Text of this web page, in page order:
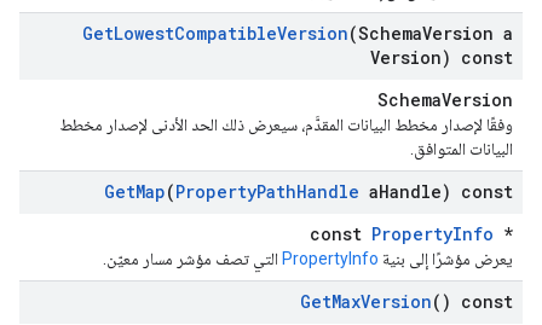
GetLowestCompatibleVersion(SchemaVersion a
Version) const
SchemaVersion
وفقًا لإصدار مخطط البيانات المقدَّم، سيعرض ذلك الحد الأدنى لإصدار مخطط
البيانات المتوافق.
GetMap(PropertyPathHandle aHandle) const
const PropertyInfo *
يعرض مؤشرًا إلى بنية PropertyInfo التي تصف مؤشر مسار معيّن.
GetMaxVersion() const